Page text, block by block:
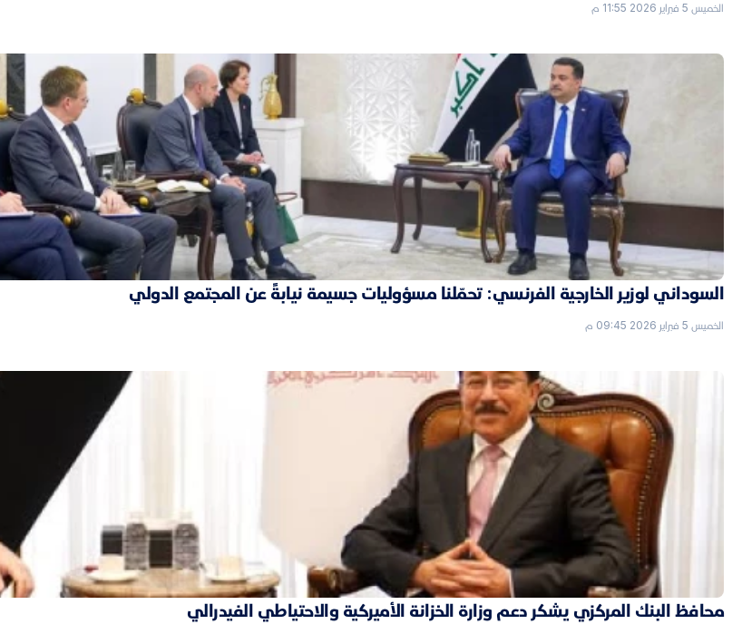
الخميس 5 فبراير 2026 11:55 م
السوداني لوزير الخارجية الفرنسي: تحمّلنا مسؤوليات جسيمة نيابةً عن المجتمع الدولي
الخميس 5 فبراير 2026 09:45 م
محافظ البنك المركزي يشكر دعم وزارة الخزانة الأميركية والاحتياطي الفيدرالي